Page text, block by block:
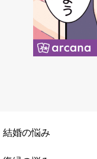
結婚の悩み